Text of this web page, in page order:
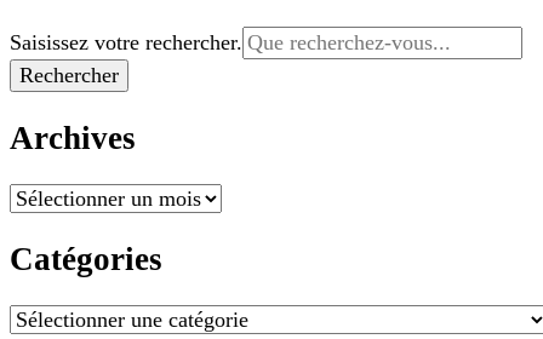
Vous
recherchiez
quelque
Saisissez votre rechercher.
Archives
Archives
Catégories
Catégories